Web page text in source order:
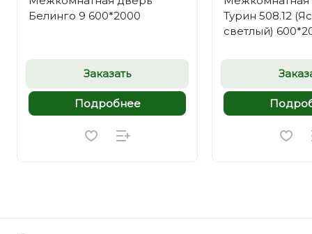
Белинго 9 600*2000
Заказать
Подробнее
Турин 508.12
светлый)